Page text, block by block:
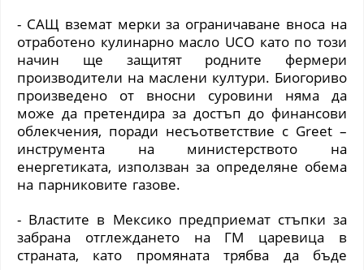
- САЩ вземат мерки за ограничаване вноса на
отработено кулинарно масло UCO като по този
начин ще защитят родните фермери
производители на маслени култури. Биогориво
произведено от вносни суровини няма да
може да претендира за достъп до финансови
облекчения, поради несъответствие с Greet –
инструмента на министерството на
енергетиката, използван за определяне обема
на парниковите газове.
- Властите в Мексико предприемат стъпки за
забрана отглеждането на ГМ царевица в
страната, като промяната трябва да бъде